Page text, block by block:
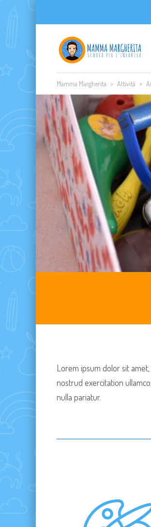
Mamma Margherita > Attività >
Lorem ipsum dolor sit
nostrud exercitation
nulla pariatur.